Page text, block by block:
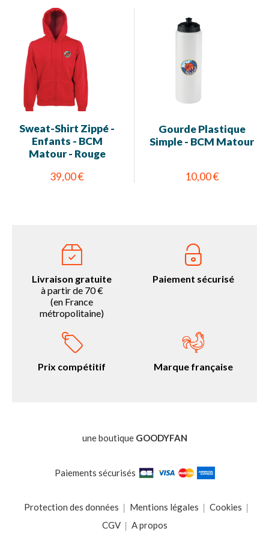
Sweat-Shirt Zippé -
Enfants - BCM
Matour - Rouge
39,00 €
Gourde Plastique
Simple - BCM Matour
10,00 €
Livraison gratuite
à partir de 70 €
(en France
métropolitaine)
Paiement sécurisé
Prix compétitif Marque française
une boutique GOODYFAN
Paiements sécurisés
Protection des données Mentions légales
Cookies
CGV
A propos